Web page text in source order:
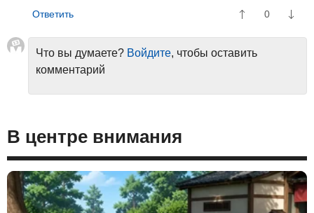
0
Что вы думаете? Войдите, чтобы оставить
комментарий
В центре внимания